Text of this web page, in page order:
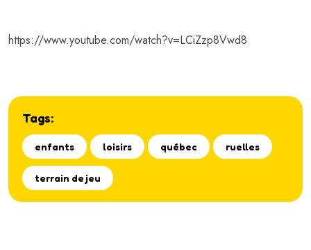
https://www.youtube.com/watch?v=LCiZzp8Vwd8
Tags:
enfants loisirs québec ruelles
terrain de jeu